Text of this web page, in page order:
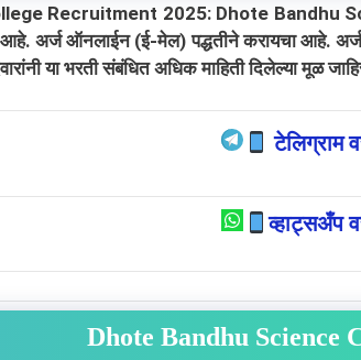
Recruitment 2025: Dhote Bandhu Science
आहे. अर्ज ऑनलाईन (ई-मेल) पद्धतीने करायचा आहे.
या भरती संबंधित अधिक माहिती दिलेल्या मूळ
टेलिग्राम
व्हाट्सअँप
Dhote Bandhu Science